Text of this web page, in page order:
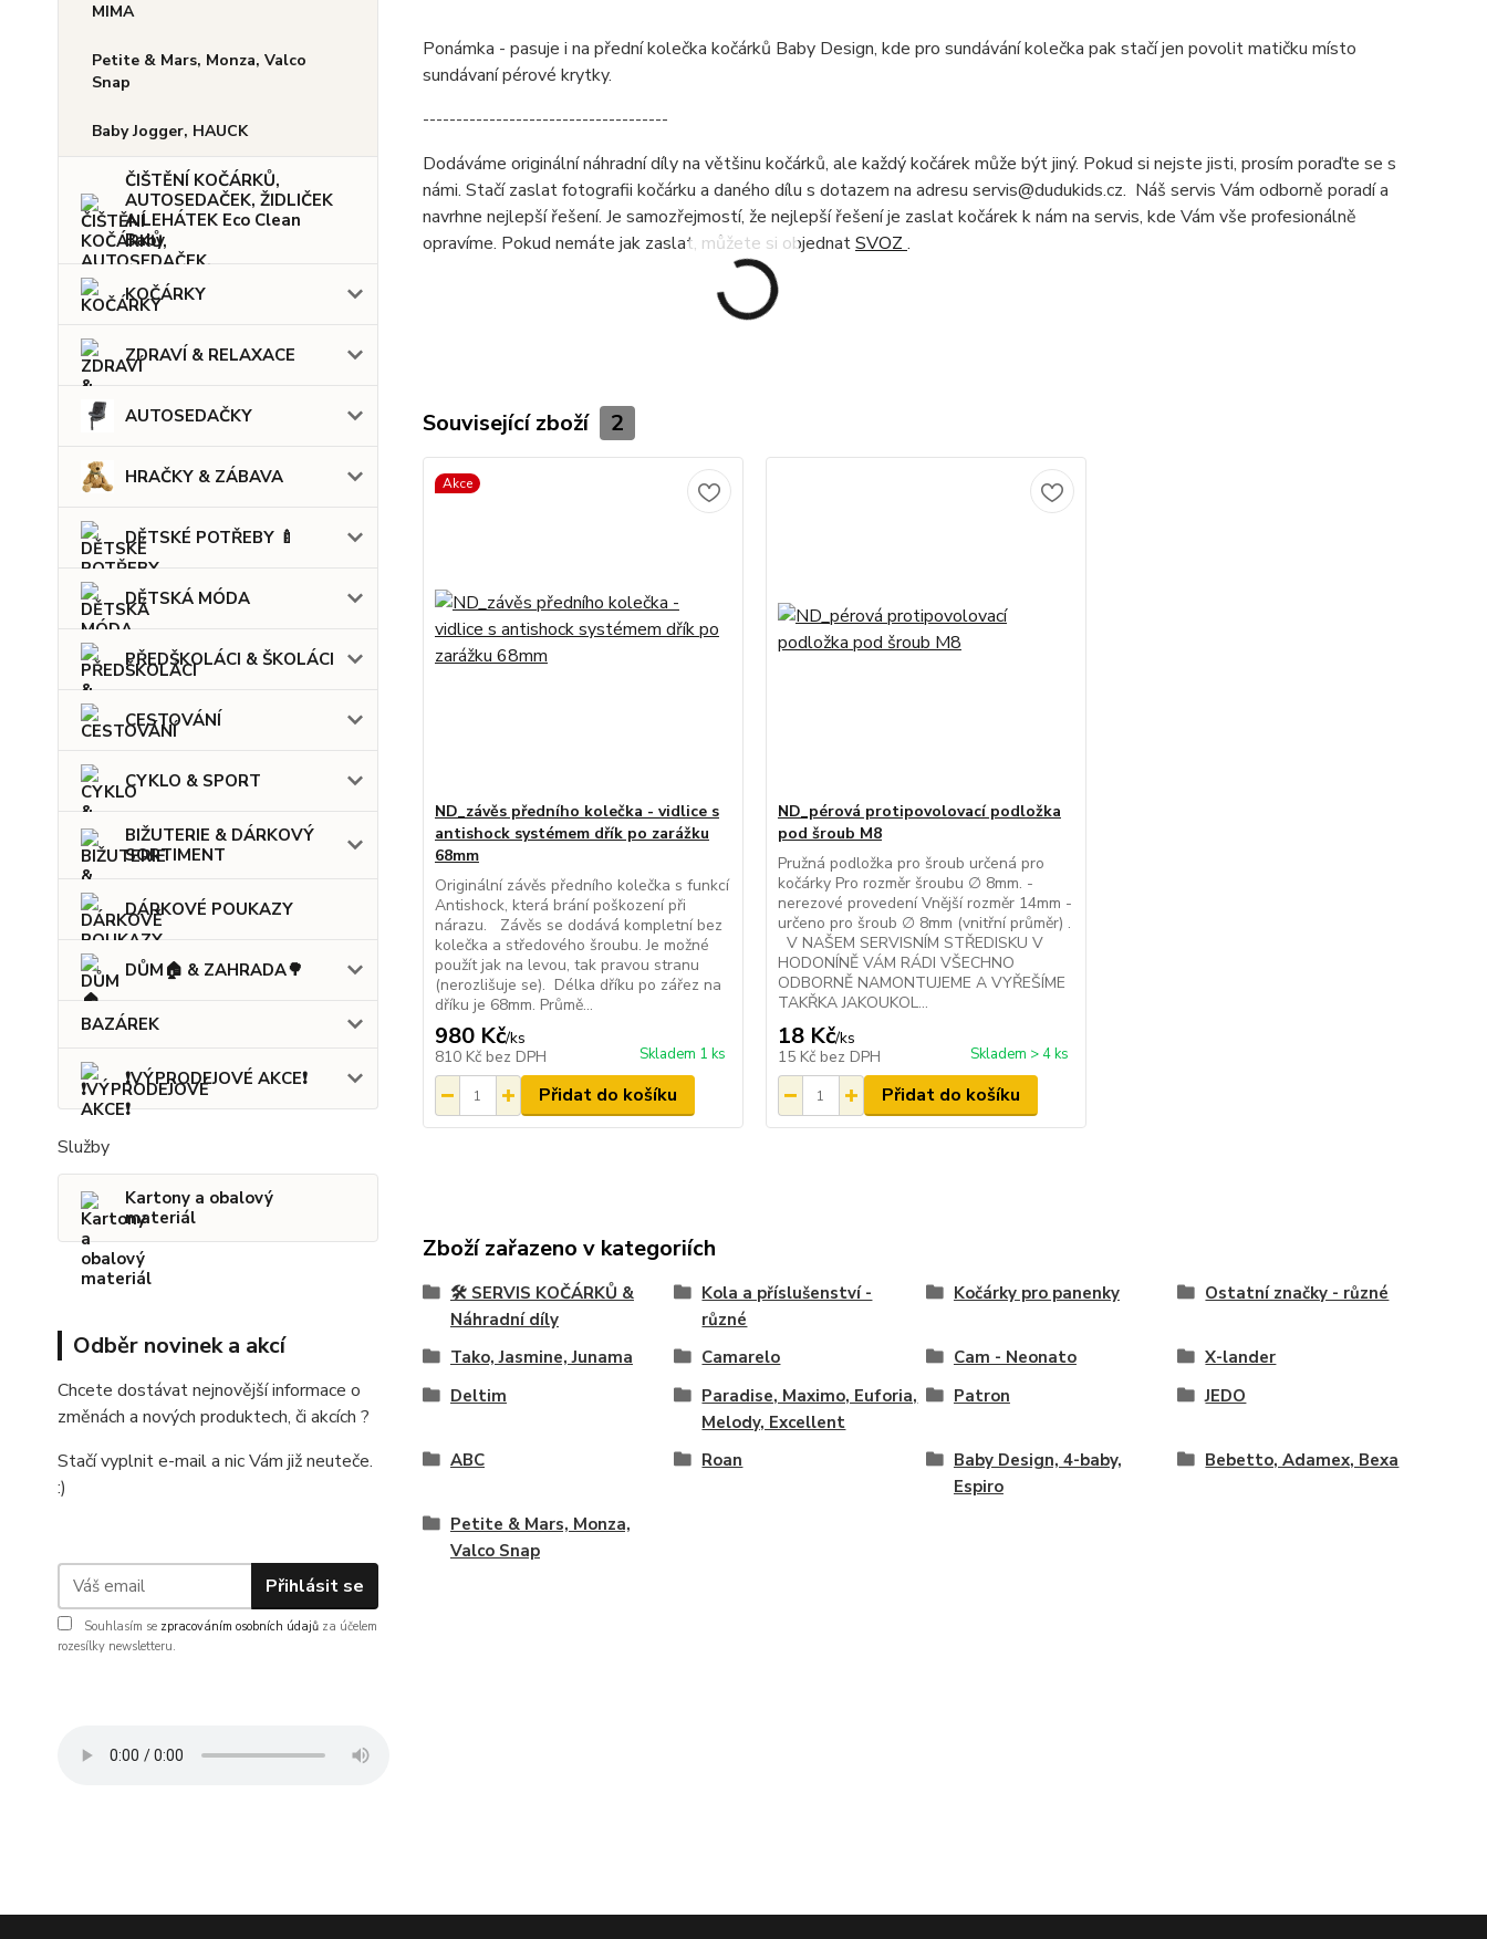
MIMA
Petite & Mars, Monza, Valco
Snap
Baby Jogger, HAUCK
ČIŠTĚNÍ KOČÁRKŮ,
AUTOSEDAČEK, ŽIDLIČEK
A LEHÁTEK Eco Clean
Baby
KOČÁRKY
ZDRAVÍ & RELAXACE
AUTOSEDAČKY
HRAČKY & ZÁBAVA
DĚTSKÉ POTŘEBY 🍼
DĚTSKÁ MÓDA
PŘEDŠKOLÁCI & ŠKOLÁCI
CESTOVÁNÍ
CYKLO & SPORT
BIŽUTERIE & DÁRKOVÝ
SORTIMENT
DÁRKOVÉ POUKAZY
DŮM🏠 & ZAHRADA🌳
BAZÁREK
❗VÝPRODEJOVÉ AKCE❗
Služby
Kartony a obalový
materiál
Odběr novinek a akcí
Chcete dostávat nejnovější informace o
změnách a nových produktech, či akcích ?
Stačí vyplnit e-mail a nic Vám již neuteče.
:)
Přihlásit se
Souhlasím se zpracováním osobních údajů za účelem
rozesílky newsletteru.
Ponámka - pasuje i na přední kolečka kočárků Baby Design, kde pro sundávání kolečka pak stačí jen povolit matičku místo
sundávaní pérové krytky.
-------------------------------------
Dodáváme originální náhradní díly na většinu kočárků, ale každý kočárek může být jiný. Pokud si nejste jisti, prosím poraďte se s
námi. Stačí zaslat fotografii kočárku a daného dílu s dotazem na adresu servis@dudukids.cz. Náš servis Vám odborně poradí a
navrhne nejlepší řešení. Je samozřejmostí, že nejlepší řešení je zaslat kočárek k nám na servis, kde Vám vše profesionálně
opravíme. Pokud nemáte jak zaslat, můžete si objednatSVOZ .
Související zboží 2
Akce
ND_závěs předního kolečka - vidlice s
antishock systémem dřík po zarážku
68mm
Originální závěs předního kolečka s funkcí
Antishock, která brání poškození při
nárazu. Závěs se dodává kompletní bez
kolečka a středového šroubu. Je možné
použít jak na levou, tak pravou stranu
(nerozlišuje se). Délka dříku po zářez na
dříku je 68mm. Průmě...
980 Kč/ks
810 Kč bez DPH Skladem 1 ks
Přidat do košíku
ND_pérová protipovolovací podložka
pod šroub M8
Pružná podložka pro šroub určená pro
kočárky Pro rozměr šroubu ∅ 8mm. -
nerezové provedení Vnější rozměr 14mm -
určeno pro šroub ∅ 8mm (vnitřní průměr) .
V NAŠEM SERVISNÍM STŘEDISKU V
HODONÍNĚ VÁM RÁDI VŠECHNO
ODBORNĚ NAMONTUJEME A VYŘEŠÍME
TAKŘKA JAKOUKOL...
18 Kč/ks
15 Kč bez DPH Skladem > 4 ks
Přidat do košíku
Zboží zařazeno v kategoriích
🛠️ SERVIS KOČÁRKŮ &
Náhradní díly
Kola a příslušenství -
různé
Kočárky pro panenky Ostatní značky - různé
Tako, Jasmine, Junama Camarelo Cam - Neonato
X-lander
Deltim
Paradise, Maximo, Euforia,
Melody, Excellent
Patron JEDO
ABC Roan
Baby Design, 4-baby,
Espiro
Bebetto, Adamex, Bexa
Petite & Mars, Monza,
Valco Snap